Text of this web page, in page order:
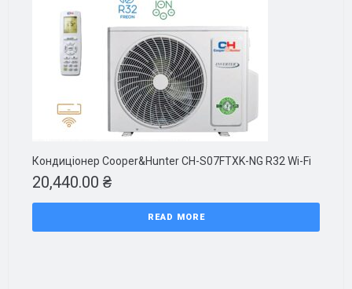
Кондиціонер Cooper&Hunter CH-S07FTXK-NG R32 Wi-Fi
20,440.00 ₴
READ MORE